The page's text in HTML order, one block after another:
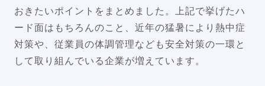
おきたいポイントをまとめました。上記で挙げたハ
ード面はもちろんのこと、近年の猛暑により熱中症
対策や、従業員の体調管理なども安全対策の一環と
して取り組んでいる企業が増えています。